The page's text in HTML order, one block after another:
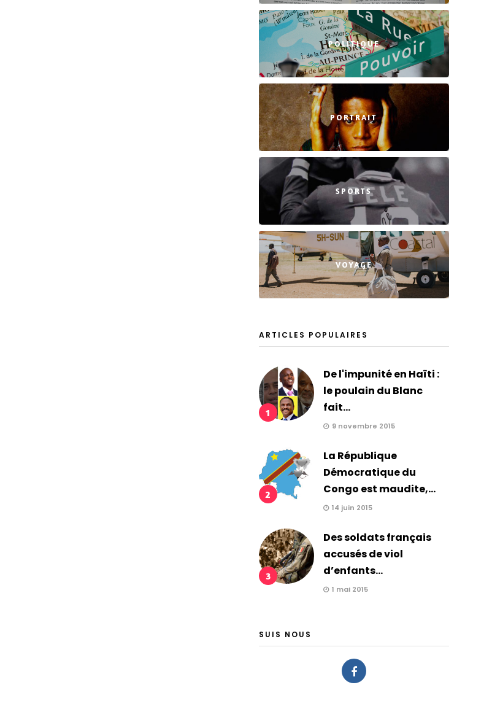
POLITIQUE
PORTRAIT
SPORTS
VOYAGE
ARTICLES POPULAIRES
1
De l'impunité en Haïti :
le poulain du Blanc
fait...
9 novembre 2015
2
La République
Démocratique du
Congo est maudite,...
14 juin 2015
3
Des soldats français
accusés de viol
d’enfants...
1 mai 2015
SUIS NOUS